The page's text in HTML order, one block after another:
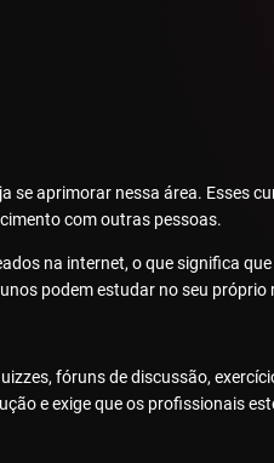
aprimorar nessa área. Esses
com outras pessoas.
na internet, o que significa
podem estudar no seu
fóruns de discussão,
e exige que os profissionais